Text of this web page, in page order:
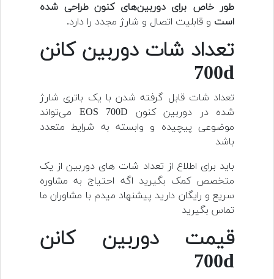
طور خاص برای دوربین‌های کنون طراحی شده
است و قابلیت اتصال و شارژ مجدد را دارد.
تعداد شات دوربین کانن
700d
تعداد شات قابل گرفته شدن با یک باتری شارژ
شده در دوربین کنون EOS 700D می‌تواند
موضوعی پیچیده و وابسته به شرایط متعدد
باشد
باید برای اطلاع از تعداد شات های دوربین از یک
متخصص کمک بگیرید اگه احتیاج به مشاوره
سریع و رایگان دارید پیشنهاد میدم با مشاوران ما
تماس بگیرید
قیمت دوربین کانن
700d